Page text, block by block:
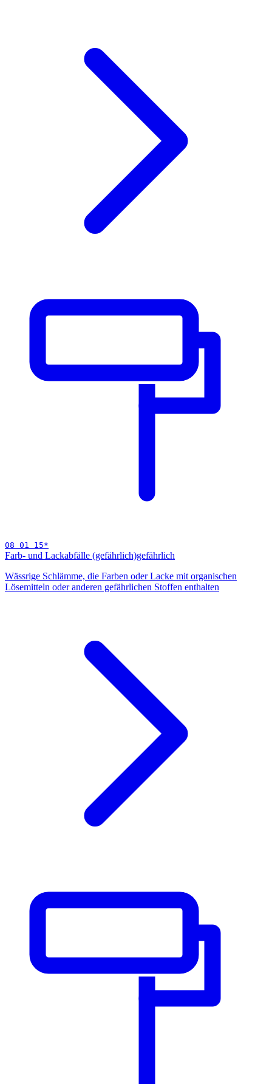
08 01 15*
Farb- und Lackabfälle (gefährlich)gefährlich
Wässrige Schlämme, die Farben oder Lacke mit organischen
Lösemitteln oder anderen gefährlichen Stoffen enthalten